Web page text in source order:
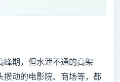
峰期，但水泄不通的高架
攒动的电影院、商场等，都